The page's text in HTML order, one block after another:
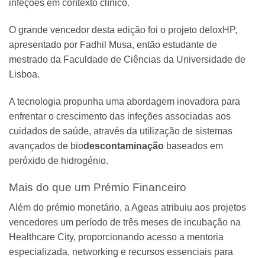
infeções em contexto clínico.
O grande vencedor desta edição foi o projeto deloxHP,
apresentado por Fadhil Musa, então estudante de
mestrado da Faculdade de Ciências da Universidade de
Lisboa.
A tecnologia propunha uma abordagem inovadora para
enfrentar o crescimento das infeções associadas aos
cuidados de saúde, através da utilização de sistemas
avançados de biodescontaminação baseados em
peróxido de hidrogénio.
Mais do que um Prémio Financeiro
Além do prémio monetário, a Ageas atribuiu aos projetos
vencedores um período de três meses de incubação na
Healthcare City, proporcionando acesso a mentoria
especializada, networking e recursos essenciais para